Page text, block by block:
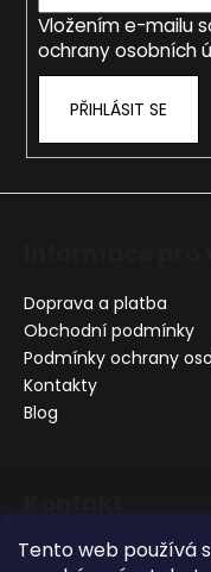
Tento web používá
Vložením e-mailu
ochrany osobních
PŘIHLÁSIT SE
Doprava a platba
Obchodní podmínky
Podmínky ochrany
Kontakty
Blog
+420 732 356 577